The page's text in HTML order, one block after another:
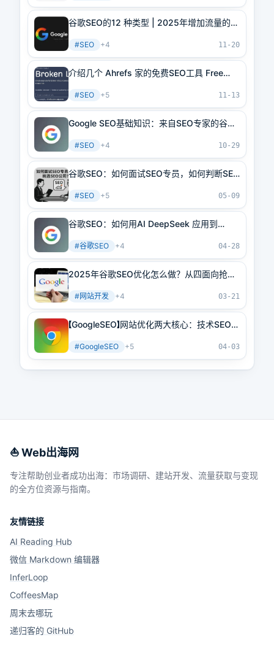
谷歌SEO的12 种类型 | 2025年增加流量的顶
#SEO +4 11-20
介绍几个 Ahrefs 家的免费SEO工具 Free
#SEO +5 11-13
Google SEO基础知识：来自SEO专家的谷歌
#SEO +4 10-29
谷歌SEO：如何面试SEO专员，如何判断SEO
#SEO +5 05-09
谷歌SEO：如何用AI DeepSeek 应用到
#谷歌SEO +4 04-28
2025年谷歌SEO优化怎么做？从四面向抢占
#网站开发 +4 03-21
【GoogleSEO】网站优化两大核心：技术SEO和
#GoogleSEO +5 04-03
⛵️ Web出海网
专注帮助创业者成功出海：市场调研、建站开发、流量获取与变现
的全方位资源与指南。
友情链接
AI Reading Hub
微信 Markdown 编辑器
InferLoop
CoffeesMap
周末去哪玩
递归客的 GitHub